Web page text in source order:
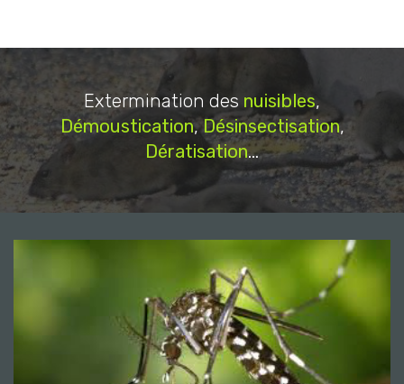
Extermination des nuisibles,
Démoustication,Désinsectisation,
Dératisation...